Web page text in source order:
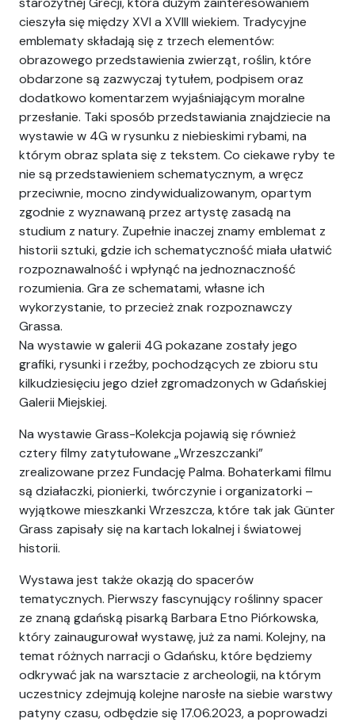
cieszyła się między XVI a XVIII wiekiem. Tradycyjne
emblematy składają się z trzech elementów:
obrazowego przedstawienia zwierząt, roślin, które
obdarzone są zazwyczaj tytułem, podpisem oraz
dodatkowo komentarzem wyjaśniającym moralne
przesłanie. Taki sposób przedstawiania znajdziecie na
wystawie w 4G w rysunku z niebieskimi rybami, na
którym obraz splata się z tekstem. Co ciekawe ryby te
nie są przedstawieniem schematycznym, a wręcz
przeciwnie, mocno zindywidualizowanym, opartym
zgodnie z wyznawaną przez artystę zasadą na
studium z natury. Zupełnie inaczej znamy emblemat z
historii sztuki, gdzie ich schematyczność miała ułatwić
rozpoznawalność i wpłynąć na jednoznaczność
rozumienia. Gra ze schematami, własne ich
wykorzystanie, to przecież znak rozpoznawczy
Grassa.
Na wystawie w galerii 4G pokazane zostały jego
grafiki, rysunki i rzeźby, pochodzących ze zbioru stu
kilkudziesięciu jego dzieł zgromadzonych w Gdańskiej
Galerii Miejskiej.
Na wystawie Grass-Kolekcja pojawią się również
cztery filmy zatytułowane „Wrzeszczanki”
zrealizowane przez Fundację Palma. Bohaterkami filmu
są działaczki, pionierki, twórczynie i organizatorki –
wyjątkowe mieszkanki Wrzeszcza, które tak jak Günter
Grass zapisały się na kartach lokalnej i światowej
historii.
Wystawa jest także okazją do spacerów
tematycznych. Pierwszy fascynujący roślinny spacer
ze znaną gdańską pisarką Barbara Etno Piórkowska,
który zainaugurował wystawę, już za nami. Kolejny, na
temat różnych narracji o Gdańsku, które będziemy
odkrywać jak na warsztacie z archeologii, na którym
uczestnicy zdejmują kolejne narosłe na siebie warstwy
patyny czasu, odbędzie się 17.06.2023, a poprowadzi